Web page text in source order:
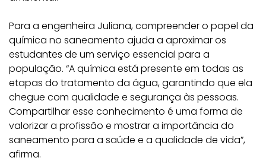
Para a engenheira Juliana, compreender o papel da
química no saneamento ajuda a aproximar os
estudantes de um serviço essencial para a
população. “A química está presente em todas as
etapas do tratamento da água, garantindo que ela
chegue com qualidade e segurança às pessoas.
Compartilhar esse conhecimento é uma forma de
valorizar a profissão e mostrar a importância do
saneamento para a saúde e a qualidade de vida”,
afirma.